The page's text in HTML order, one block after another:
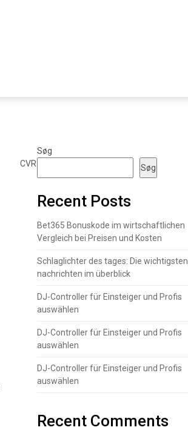
Søg
Søg
Recent Posts
Bet365 Bonuskode im wirtschaftlichen
Vergleich bei Preisen und Kosten
Schlaglichter des tages: Die wichtigsten
nachrichten im überblick
DJ-Controller für Einsteiger und Profis
auswählen
DJ-Controller für Einsteiger und Profis
auswählen
DJ-Controller für Einsteiger und Profis
auswählen
Recent Comments
CVR